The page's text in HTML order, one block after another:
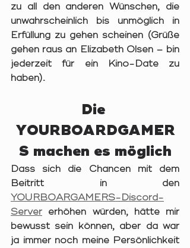
zu all den anderen Wünschen, die
unwahrscheinlich bis unmöglich in
Erfüllung zu gehen scheinen (Grüße
gehen raus an Elizabeth Olsen – bin
jederzeit für ein Kino-Date zu
haben).
Die
YOURBOARDGAMER
S machen es möglich
Dass sich die Chancen mit dem
YOURBOARGAMERS-Discord-
Server erhöhen würden, hätte mir
bewusst sein können, aber da war
ja immer noch meine Persönlichkeit